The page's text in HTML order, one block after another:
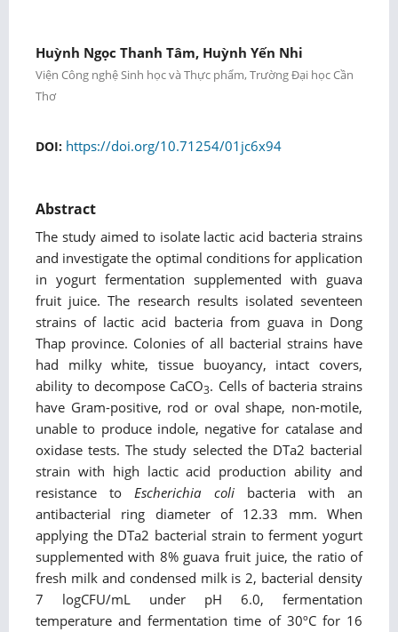
Huỳnh Ngọc Thanh Tâm, Huỳnh Yến Nhi
Viện Công nghệ Sinh học và Thực phẩm, Trường Đại học Cần
Thơ
DOI: https://doi.org/10.71254/01jc6x94
Abstract
The study aimed to isolate lactic acid bacteria strains
and investigate the optimal conditions for application
in yogurt fermentation supplemented with guava
fruit juice. The research results isolated seventeen
strains of lactic acid bacteria from guava in Dong
Thap province. Colonies of all bacterial strains have
had milky white, tissue buoyancy, intact covers,
ability to decompose CaCO3. Cells of bacteria strains
have Gram-positive, rod or oval shape, non-motile,
unable to produce indole, negative for catalase and
oxidase tests. The study selected the DTa2 bacterial
strain with high lactic acid production ability and
resistance toEscherichia colibacteria with an
antibacterial ring diameter of 12.33 mm. When
applying the DTa2 bacterial strain to ferment yogurt
supplemented with 8% guava fruit juice, the ratio of
fresh milk and condensed milk is 2, bacterial density
7 logCFU/mL under pH 6.0, fermentation
temperature and fermentation time of 30ºC for 16